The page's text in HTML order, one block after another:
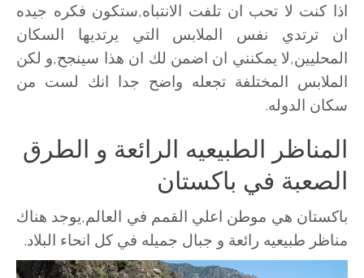
اذا كنت لا تحب ان تلفت الانتباه,ستكون فكره جيده
ان ترتدي نفس الملابس التي يرتديها السكان
المحليين,لا يمكنني ان اضمن لك ان هذا سينجح,و لكن
الملابس المختلفة تجعله واضح جدا انك لست من
سكان الدوله.
المناظر الطبيعيه الرائعة و الطرق
الصعبة في باكستان
باكستان هي موطن اعلي القمم في العالم,يوجد هناك
مناظر طبيعيه رائعة و جبال جميله في كل انحاء البلاد.